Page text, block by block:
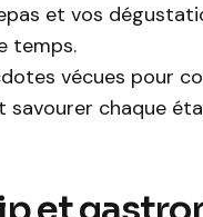
et vos
temps.
vécues pour
savourer chaque